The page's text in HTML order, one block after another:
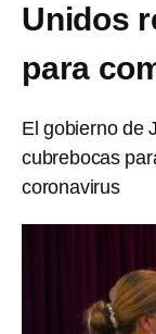
Unidos
para
El gobierno de
cubrebocas
coronavirus